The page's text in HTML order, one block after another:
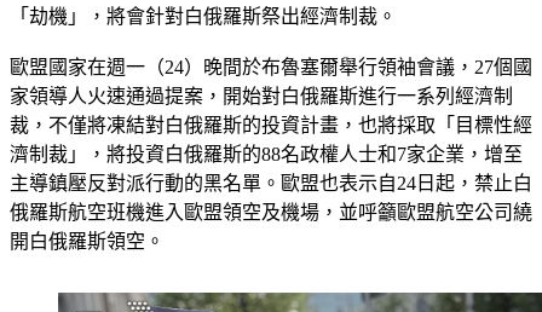
家領導人火速通過提案，開始對白俄羅斯進行一系列經濟制
裁，不僅將凍結對白俄羅斯的投資計畫，也將採取「目標性經
濟制裁」，將投資白俄羅斯的88名政權人士和7家企業，增至
主導鎮壓反對派行動的黑名單。歐盟也表示自24日起，禁止白
俄羅斯航空班機進入歐盟領空及機場，並呼籲歐盟航空公司繞
開白俄羅斯領空。